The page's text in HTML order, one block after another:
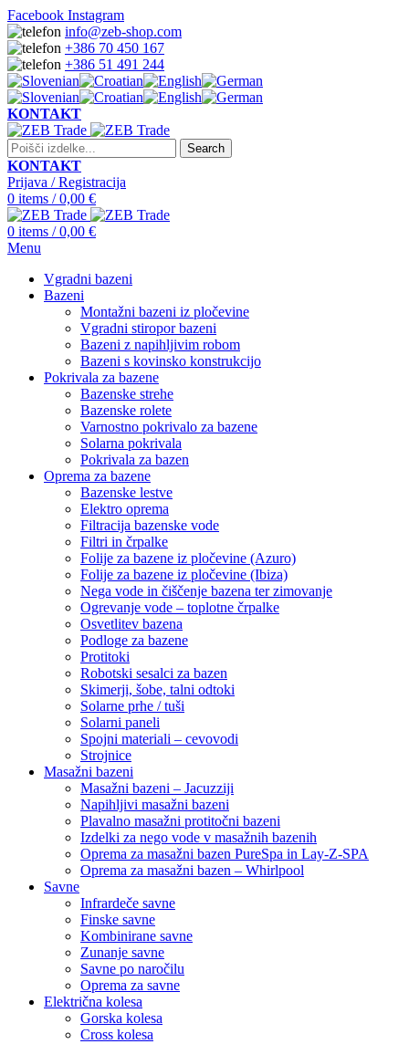
Facebook Instagram
info@zeb-shop.com
+386 70 450 167
+386 51 491 244
KONTAKT
Search
KONTAKT
Prijava / Registracija
0 items / 0,00 €
0 items / 0,00 €
Menu
Vgradni bazeni
Bazeni
Montažni bazeni iz pločevine
Vgradni stiropor bazeni
Bazeni z napihljivim robom
Bazeni s kovinsko konstrukcijo
Pokrivala za bazene
Bazenske strehe
Bazenske rolete
Varnostno pokrivalo za bazene
Solarna pokrivala
Pokrivala za bazen
Oprema za bazene
Bazenske lestve
Elektro oprema
Filtracija bazenske vode
Filtri in črpalke
Folije za bazene iz pločevine (Azuro)
Folije za bazene iz pločevine (Ibiza)
Nega vode in čiščenje bazena ter zimovanje
Ogrevanje vode – toplotne črpalke
Osvetlitev bazena
Podloge za bazene
Protitoki
Robotski sesalci za bazen
Skimerji, šobe, talni odtoki
Solarne prhe / tuši
Solarni paneli
Spojni materiali – cevovodi
Strojnice
Masažni bazeni
Masažni bazeni – Jacuzziji
Napihljivi masažni bazeni
Plavalno masažni protitočni bazeni
Izdelki za nego vode v masažnih bazenih
Oprema za masažni bazen PureSpa in Lay-Z-SPA
Oprema za masažni bazen – Whirlpool
Savne
Infrardeče savne
Finske savne
Kombinirane savne
Zunanje savne
Savne po naročilu
Oprema za savne
Električna kolesa
Gorska kolesa
Cross kolesa